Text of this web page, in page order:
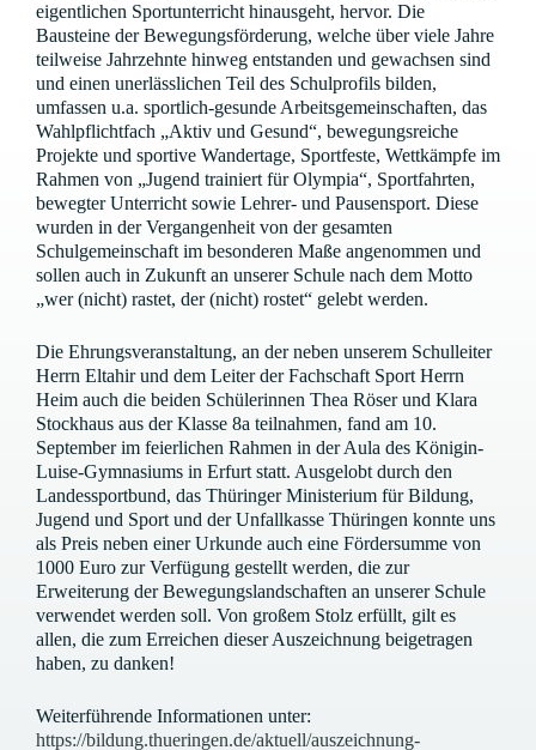
eigentlichen Sportunterricht hinausgeht, hervor. Die
Bausteine der Bewegungsförderung, welche über viele Jahre
teilweise Jahrzehnte hinweg entstanden und gewachsen sind
und einen unerlässlichen Teil des Schulprofils bilden,
umfassen u.a. sportlich-gesunde Arbeitsgemeinschaften, das
Wahlpflichtfach „Aktiv und Gesund“, bewegungsreiche
Projekte und sportive Wandertage, Sportfeste, Wettkämpfe im
Rahmen von „Jugend trainiert für Olympia“, Sportfahrten,
bewegter Unterricht sowie Lehrer- und Pausensport. Diese
wurden in der Vergangenheit von der gesamten
Schulgemeinschaft im besonderen Maße angenommen und
sollen auch in Zukunft an unserer Schule nach dem Motto
„wer (nicht) rastet, der (nicht) rostet“ gelebt werden.
Die Ehrungsveranstaltung, an der neben unserem Schulleiter
Herrn Eltahir und dem Leiter der Fachschaft Sport Herrn
Heim auch die beiden Schülerinnen Thea Röser und Klara
Stockhaus aus der Klasse 8a teilnahmen, fand am 10.
September im feierlichen Rahmen in der Aula des Königin-
Luise-Gymnasiums in Erfurt statt. Ausgelobt durch den
Landessportbund, das Thüringer Ministerium für Bildung,
Jugend und Sport und der Unfallkasse Thüringen konnte uns
als Preis neben einer Urkunde auch eine Fördersumme von
1000 Euro zur Verfügung gestellt werden, die zur
Erweiterung der Bewegungslandschaften an unserer Schule
verwendet werden soll. Von großem Stolz erfüllt, gilt es
allen, die zum Erreichen dieser Auszeichnung beigetragen
haben, zu danken!
Weiterführende Informationen unter:
https://bildung.thueringen.de/aktuell/auszeichnung-